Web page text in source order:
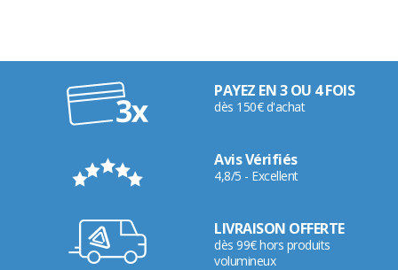
PAYEZ EN 3 OU 4 FOIS
dès 150€ d'achat
Avis Vérifiés
4,8/5 - Excellent
LIVRAISON OFFERTE
dès 99€ hors produits
volumineux